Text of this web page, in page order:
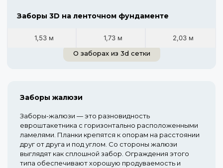
Заборы 3D на ленточном фундаменте
1,53 м 1,73 м
2,03 м
О заборах из 3d сетки
Заборы жалюзи
Заборы-жалюзи — это разновидность
евроштакетника с горизонтально расположенными
ламелями. Планки крепятся к опорам на расстоянии
друг от друга и под углом. Со стороны жалюзи
выглядят как сплошной забор. Ограждения этого
типа обеспечивают хорошую продуваемость и